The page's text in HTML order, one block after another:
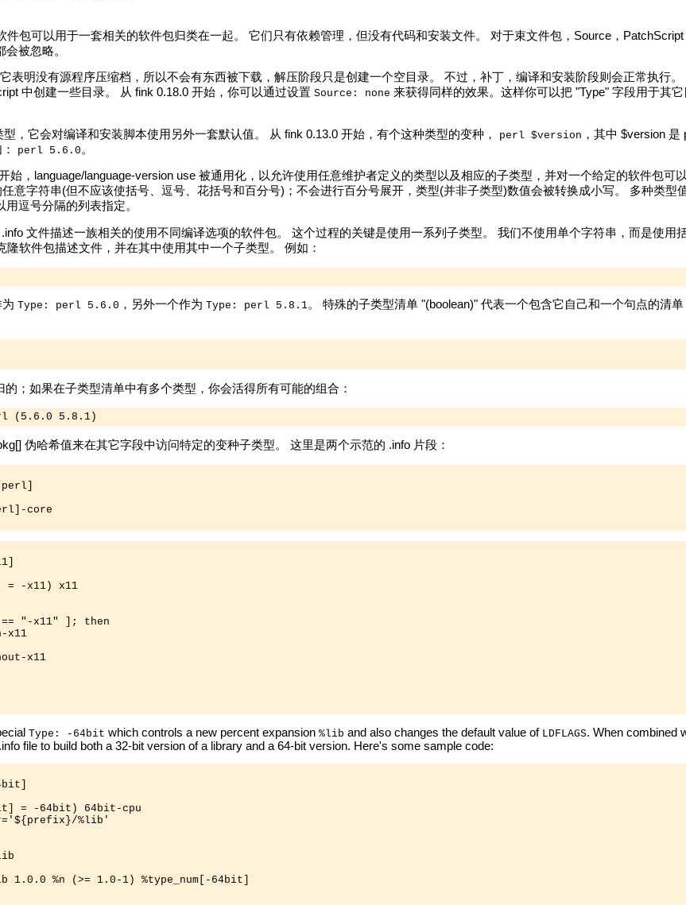
件包可以用于一套相关的软件包归类在一起。 它们只有依赖管理，但没有代码和安装文件。 对于束文件包，Source，
被忽略。
表明没有源程序压缩档，所以不会有东西被下载，解压阶段只是创建一个空目录。 不过，补丁，编译和安装阶段则会正常执行
中创建一些目录。 从 fink 0.18.0 开始，你可以通过设置 Source: none 来获得同样的效果。这样你可以把 "Type" 字段用于其
型，它会对编译和安装脚本使用另外一套默认值。 从 fink 0.13.0 开始，有个这种类型的变种， perl $version ，其中 $version
perl 5.6.0 。
始，language/language-version use 被通用化，以允许使用任意维护者定义的类型以及相应的子类型，并对一个给定的软件包可
意字符串(但不应该使括号、逗号、花括号和百分号)；不会进行百分号展开，类型(并非子类型)数值会被转换成小写。 多种类型
逗号分隔的列表指定。
.info 文件描述一族相关的使用不同编译选项的软件包。 这个过程的关键是使用一系列子类型。 我们不使用单个字符串，而是使用
软件包描述文件，并在其中使用其中一个子类型。 例如：
Type: perl 5.6.0 ，另外一个作为 Type: perl 5.8.1。 特殊的子类型清单 "(boolean)" 代表一个包含它自己和一个句点的清
；如果在子类型清单中有多个类型，你会活得所有可能的组合：
(5.6.0 5.8.1)
伪哈希值来在其它字段中访问特定的变种子类型。 这里是两个示范的 .info 片段：
core
= -x11) x11
"-x11" ]; then
x11
x11
Type: -64bit which controls a new percent expansion %lib and also changes the default value of LDFLAGS. When combined
file to build both a 32-bit version of a library and a 64-bit version. Here's some sample code:
= -64bit) 64bit-cpu
%lib'
1.0.0 %n (>= 1.0-1) %type_num[-64bit]